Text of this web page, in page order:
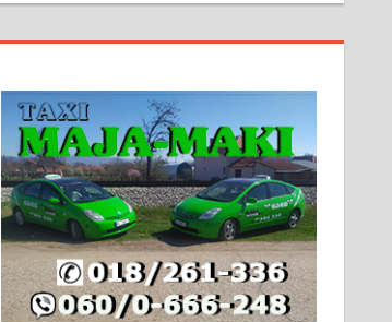
незавршена кућа површине 160
Могућа замена. 064/21-63-584
ПОСЛОВНИ ОГЛАСИ
Рудник и флотација Рудник
д.о.о. Рудник запошљава 20
помоћника рудара. Услови:
Основна школа, пожељно